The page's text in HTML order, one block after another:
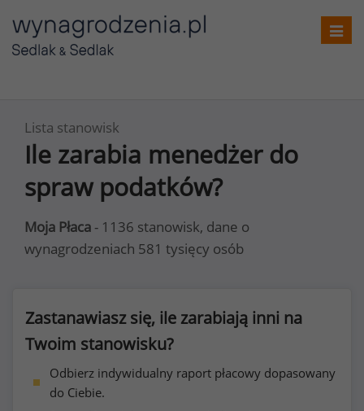
Lista stanowisk
Ile zarabia menedżer do
spraw podatków?
Moja Płaca - 1136 stanowisk, dane o
wynagrodzeniach 581 tysięcy osób
Zastanawiasz się, ile zarabiają inni na
Twoim stanowisku?
Odbierz indywidualny raport płacowy dopasowany
do Ciebie.